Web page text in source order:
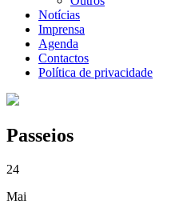
Notícias
Imprensa
Agenda
Contactos
Política de privacidade
Passeios
24
Mai